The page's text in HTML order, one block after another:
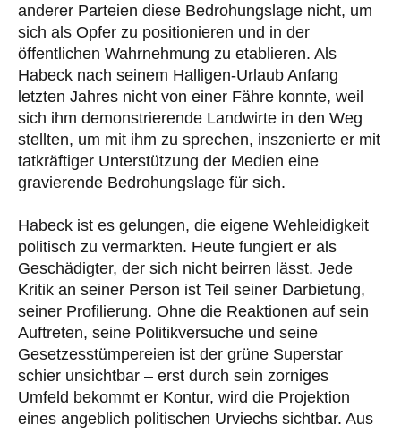
anderer Parteien diese Bedrohungslage nicht, um
sich als Opfer zu positionieren und in der
öffentlichen Wahrnehmung zu etablieren. Als
Habeck nach seinem Halligen-Urlaub Anfang
letzten Jahres nicht von einer Fähre konnte, weil
sich ihm demonstrierende Landwirte in den Weg
stellten, um mit ihm zu sprechen, inszenierte er mit
tatkräftiger Unterstützung der Medien eine
gravierende Bedrohungslage für sich.
Habeck ist es gelungen, die eigene Wehleidigkeit
politisch zu vermarkten. Heute fungiert er als
Geschädigter, der sich nicht beirren lässt. Jede
Kritik an seiner Person ist Teil seiner Darbietung,
seiner Profilierung. Ohne die Reaktionen auf sein
Auftreten, seine Politikversuche und seine
Gesetzesstümpereien ist der grüne Superstar
schier unsichtbar – erst durch sein zorniges
Umfeld bekommt er Kontur, wird die Projektion
eines angeblich politischen Urviechs sichtbar. Aus